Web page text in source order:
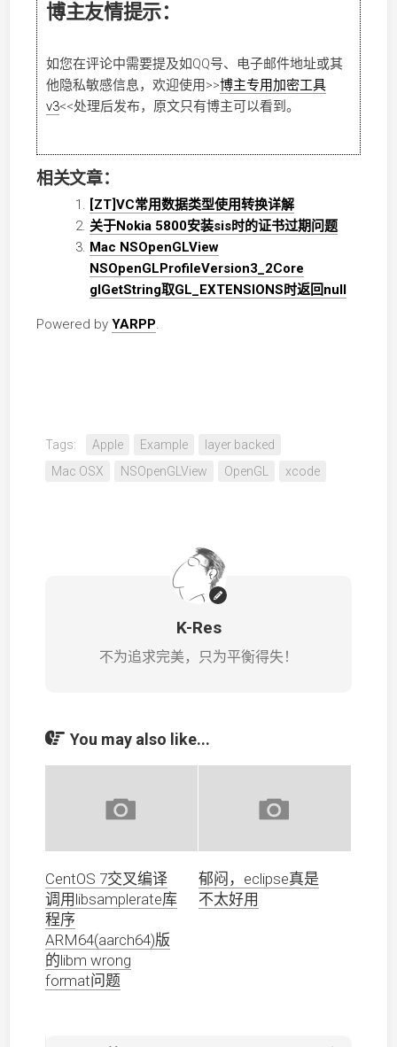
博主友情提示：
如您在评论中需要提及如QQ号、电子邮件地址或其
他隐私敏感信息，欢迎使用>>博主专用加密工具
v3<<处理后发布，原文只有博主可以看到。
相关文章：
[ZT]VC常用数据类型使用转换详解
关于Nokia 5800安装sis时的证书过期问题
Mac NSOpenGLView
NSOpenGLProfileVersion3_2Core
glGetString取GL_EXTENSIONS时返回null
Powered by YARPP.
Tags: Apple Example
layer backed
Mac OSX
NSOpenGLView OpenGL xcode
K-Res
不为追求完美，只为平衡得失！
You may also like...
CentOS 7交叉编译
调用libsamplerate库
程序
ARM64(aarch64)版
的libm wrong
format问题
郁闷，eclipse真是
不太好用